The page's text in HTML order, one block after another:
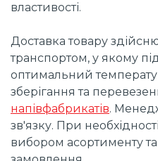
властивості.
Доставка товару
транспортом, у якому
оптимальний
зберігання та
напівфабрикатів.
зв'язку. При
вибором асортименту